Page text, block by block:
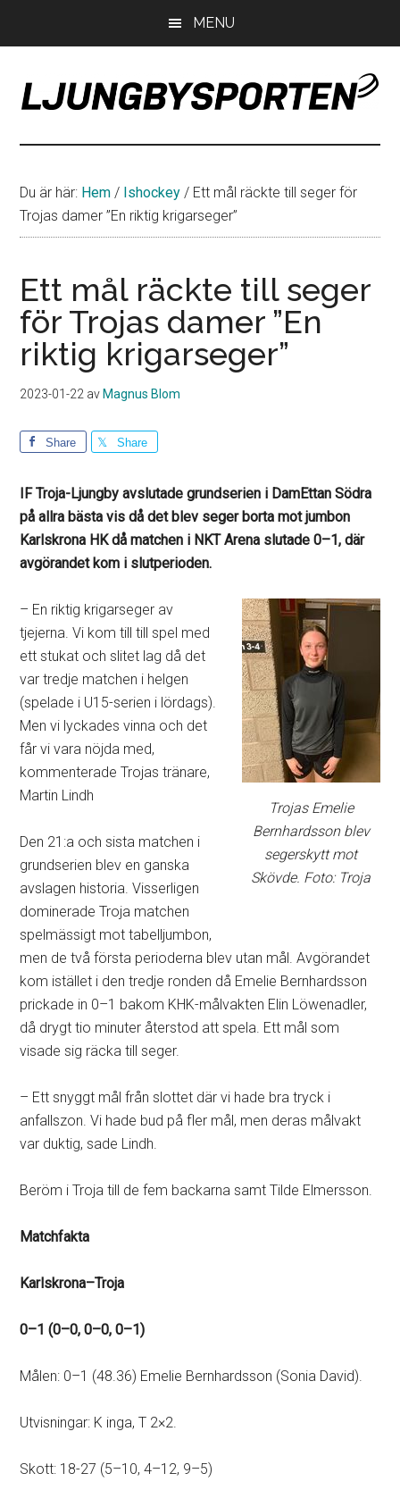
primära
sidofältet
MENU
LjungbySporten
om
Troja
Ljungby
Du är här: Hem / Ishockey / Ett mål räckte till seger för
Trojas damer ”En riktig krigarseger”
Ett mål räckte till seger
för Trojas damer ”En
riktig krigarseger”
2023-01-22 av Magnus Blom
Share Share
IF Troja-Ljungby avslutade grundserien i DamEttan Södra
på allra bästa vis då det blev seger borta mot jumbon
Karlskrona HK då matchen i NKT Arena slutade 0–1, där
avgörandet kom i slutperioden.
Trojas Emelie
Bernhardsson blev
segerskytt mot
Skövde. Foto: Troja
– En riktig krigarseger av
tjejerna. Vi kom till till spel med
ett stukat och slitet lag då det
var tredje matchen i helgen
(spelade i U15-serien i lördags).
Men vi lyckades vinna och det
får vi vara nöjda med,
kommenterade Trojas tränare,
Martin Lindh
Den 21:a och sista matchen i
grundserien blev en ganska
avslagen historia. Visserligen
dominerade Troja matchen
spelmässigt mot tabelljumbon,
men de två första perioderna blev utan mål. Avgörandet
kom istället i den tredje ronden då Emelie Bernhardsson
prickade in 0–1 bakom KHK-målvakten Elin Löwenadler,
då drygt tio minuter återstod att spela. Ett mål som
visade sig räcka till seger.
– Ett snyggt mål från slottet där vi hade bra tryck i
anfallszon. Vi hade bud på fler mål, men deras målvakt
var duktig, sade Lindh.
Beröm i Troja till de fem backarna samt Tilde Elmersson.
Matchfakta
Karlskrona–Troja
0–1 (0–0, 0–0, 0–1)
Målen: 0–1 (48.36) Emelie Bernhardsson (Sonia David).
Utvisningar: K inga, T 2×2.
Skott: 18-27 (5–10, 4–12, 9–5)